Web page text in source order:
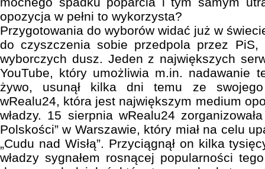
opozycja w pełni to wykorzysta?
Przygotowania do wyborów widać już w
do czyszczenia sobie przedpola przez PiS,
wyborczych dusz. Jeden z największych
YouTube, który umożliwia m.in. nadawanie
żywo, usunął kilka dni temu ze
wRealu24, która jest największym medium
władzy. 15 sierpnia wRealu24
Polskości” w Warszawie, który miał na celu
„Cudu nad Wisłą”. Przyciągnął on kilka
władzy sygnałem rosnącej popularności